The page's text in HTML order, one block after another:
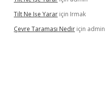
Tilt Ne Işe Yarar için Irmak
Çevre Taraması Nedir için admin